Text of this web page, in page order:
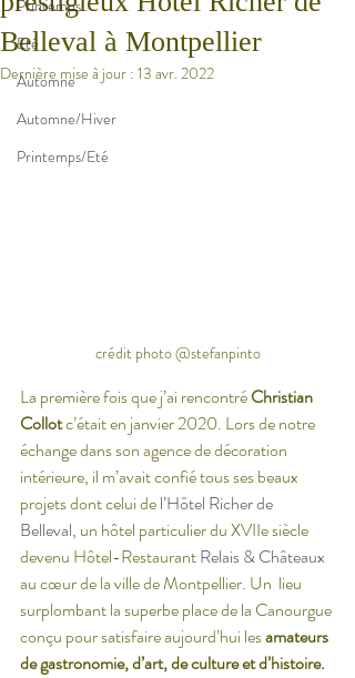
Printemps
Eté
Automne
Automne/Hiver
Printemps/Eté
Belleval à Montpellier
Dernière mise à jour : 13 avr. 2022
crédit photo @stefanpinto
La première fois que j’ai rencontré Christian
Collot c’était en janvier 2020. Lors de notre
échange dans son agence de décoration
intérieure, il m’avait confié tous ses beaux
projets dont celui de l’Hôtel Richer de
Belleval, un hôtel particulier du XVIIe siècle
devenu Hôtel-Restaurant Relais & Châteaux
au cœur de la ville de Montpellier. Un  lieu
surplombant la superbe place de la Canourgue
conçu pour satisfaire aujourd’hui les amateurs
de gastronomie, d’art, de culture et d’histoire.